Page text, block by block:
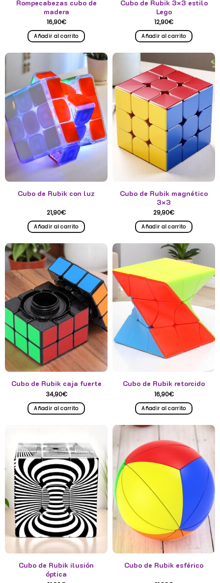
Rompecabezas cubo de
madera
16,90€
Añadir al carrito
Cubo de Rubik 3×3 estilo
Lego
12,90€
Añadir al carrito
Cubo de Rubik con luz
21,90€
Añadir al carrito
Cubo de Rubik magnético
3×3
29,90€
Añadir al carrito
Cubo de Rubik caja fuerte
34,90€
Añadir al carrito
Cubo de Rubik retorcido
16,90€
Añadir al carrito
Cubo de Rubik ilusión
óptica
Cubo de Rubik esférico